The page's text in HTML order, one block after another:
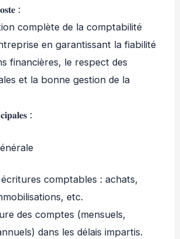
:
complète de la comptabilité
en garantissant la fiabilité
financières, le respect des
et la bonne gestion de la
:
comptables : achats,
etc.
des comptes (mensuels,
dans les délais impartis.